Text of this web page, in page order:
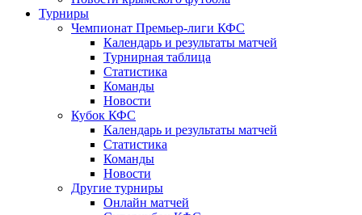
Турниры
Чемпионат Премьер-лиги КФС
Календарь и результаты матчей
Турнирная таблица
Статистика
Команды
Новости
Кубок КФС
Календарь и результаты матчей
Статистика
Команды
Новости
Другие турниры
Онлайн матчей